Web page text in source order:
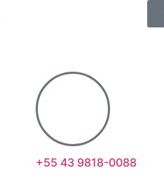
+55 43 9818-0088